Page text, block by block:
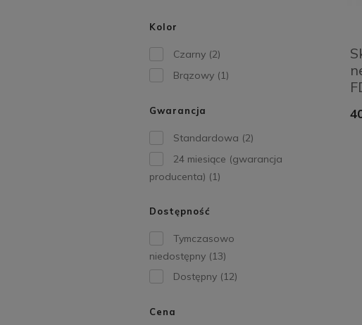
Kolor
Czarny (2)
Brązowy (1)
Gwarancja
Standardowa (2)
24 miesiące (gwarancja
producenta) (1)
Dostępność
Tymczasowo
niedostępny (13)
Dostępny (12)
Cena